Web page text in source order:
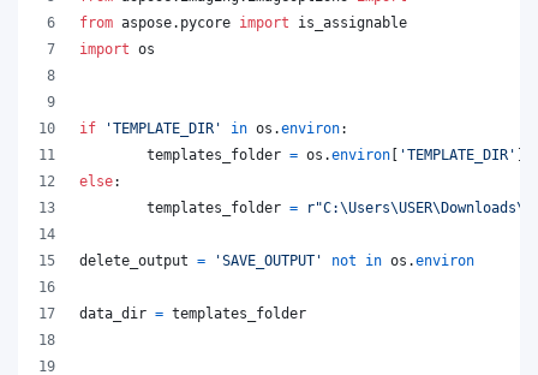
from aspose. pycore import
is_assignable
import os
if 'TEMPLATE_DIR' in os .environ:
templates_folder = os .environ [ 'TEMPLATE_DIR' ]
else:
templates_folder =
delete_output = 'SAVE_OUTPUT' not in os .environ
data_dir = templates_folder